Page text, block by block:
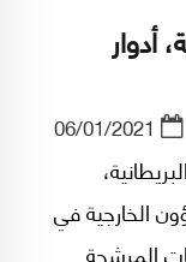
أدوار
06/01/2021
الخارجية في
المرشحة